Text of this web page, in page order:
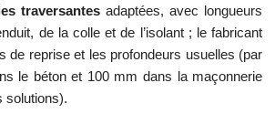
traversantes adaptées, avec longueurs
de la colle et de l’isolant ; le fabricant
de reprise et les profondeurs usuelles (par
le béton et 100 mm dans la maçonnerie
solutions).